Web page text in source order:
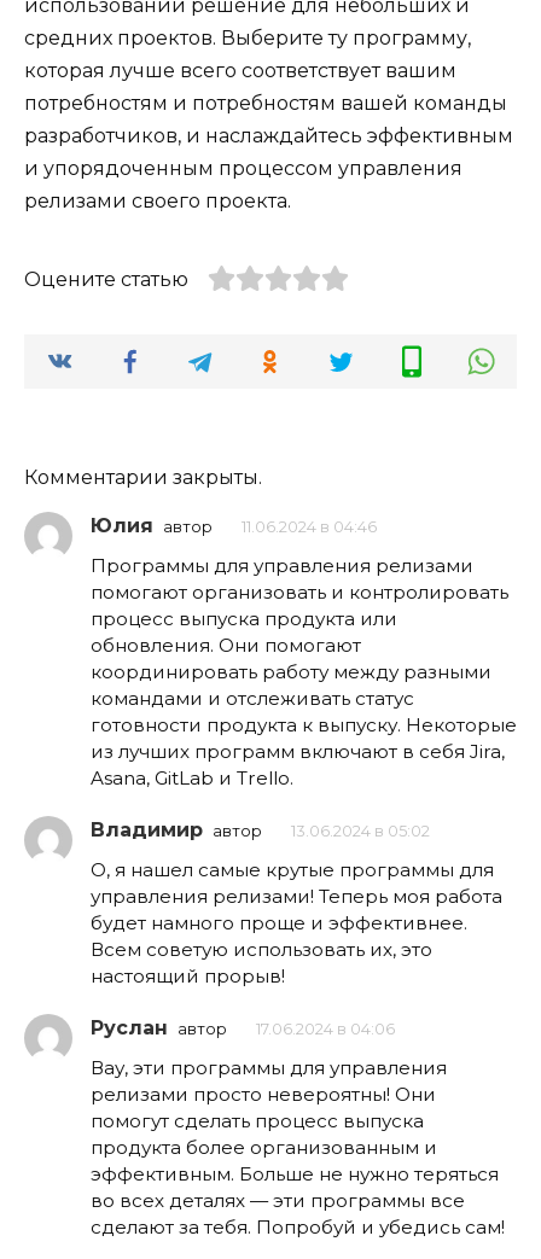
использовании решение для небольших и
средних проектов. Выберите ту программу,
которая лучше всего соответствует вашим
потребностям и потребностям вашей команды
разработчиков, и наслаждайтесь эффективным
и упорядоченным процессом управления
релизами своего проекта.
Оцените статью
Комментарии закрыты.
Юлия автор 11.06.2024 в 04:46
Программы для управления релизами
помогают организовать и контролировать
процесс выпуска продукта или
обновления. Они помогают
координировать работу между разными
командами и отслеживать статус
готовности продукта к выпуску. Некоторые
из лучших программ включают в себя Jira,
Asana, GitLab и Trello.
Владимир автор 13.06.2024 в 05:02
О, я нашел самые крутые программы для
управления релизами! Теперь моя работа
будет намного проще и эффективнее.
Всем советую использовать их, это
настоящий прорыв!
Руслан автор 17.06.2024 в 04:06
Вау, эти программы для управления
релизами просто невероятны! Они
помогут сделать процесс выпуска
продукта более организованным и
эффективным. Больше не нужно теряться
во всех деталях — эти программы все
сделают за тебя. Попробуй и убедись сам!